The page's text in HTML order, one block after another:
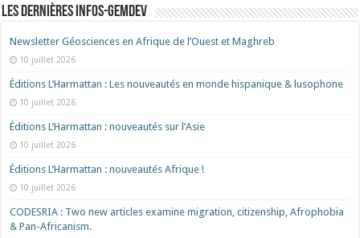
Les dernières Infos-Gemdev
Newsletter Géosciences en Afrique de l’Ouest et Maghreb
10 juillet 2026
Éditions L’Harmattan : Les nouveautés en monde hispanique & lusophone
10 juillet 2026
Éditions L’Harmattan : nouveautés sur l’Asie
10 juillet 2026
Éditions L’Harmattan : nouveautés Afrique !​
10 juillet 2026
CODESRIA : Two new articles examine migration, citizenship, Afrophobia
& Pan-Africanism.